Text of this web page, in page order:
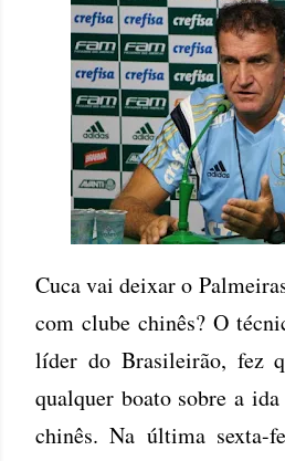
Cuca vai deixar o
com clube chinês? O
líder do Brasileirão, fez
qualquer boato sobre a
chinês. Na última sexta-